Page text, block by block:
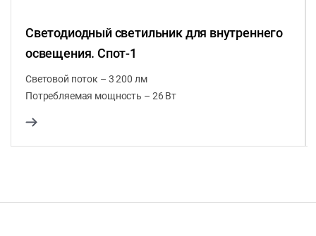
Светодиодный светильник для внутреннего
освещения. Спот-1
Световой поток – 3 200 лм
Потребляемая мощность – 26 Вт